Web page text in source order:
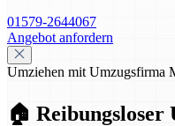
01579-2644067
Angebot anfordern
Umziehen mit Umzugsfirma
🏠 Reibungsloser